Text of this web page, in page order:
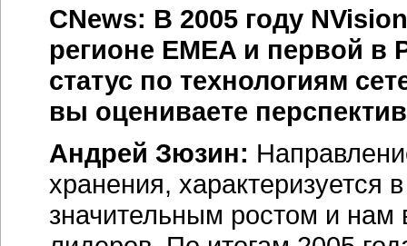
CNews: В 2005 году
регионе EMEA и первой
статус по технологиям
вы оцениваете
Андрей Зюзин:
хранения, характеризуется
значительным ростом и нам